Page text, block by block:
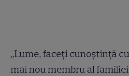
„Lume, faceți cunoștință
mai nou membru al